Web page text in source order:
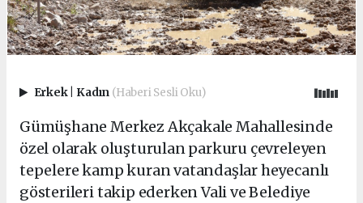
Erkek Kadın (Haberi Sesli Oku)
Gümüşhane Merkez Akçakale Mahallesinde
özel olarak oluşturulan parkuru çevreleyen
tepelere kamp kuran vatandaşlar heyecanlı
gösterileri takip ederken Vali ve Belediye